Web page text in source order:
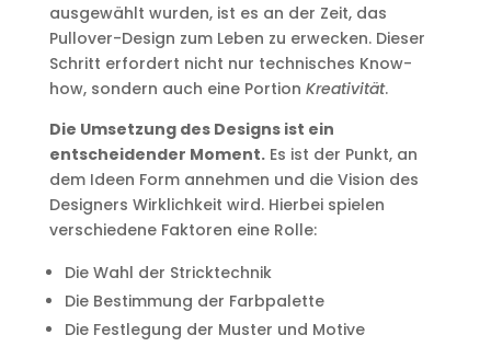
ausgewählt wurden, ist es an der Zeit, das
Pullover-Design zum Leben zu erwecken. Dieser
Schritt erfordert nicht nur technisches Know-
how, sondern auch eine Portion Kreativität.
Die Umsetzung des Designs ist ein
entscheidender Moment.Es ist der Punkt, an
dem Ideen Form annehmen und die Vision des
Designers Wirklichkeit wird. Hierbei spielen
verschiedene Faktoren eine Rolle:
Die Wahl der Stricktechnik
Die Bestimmung der Farbpalette
Die Festlegung der Muster und Motive